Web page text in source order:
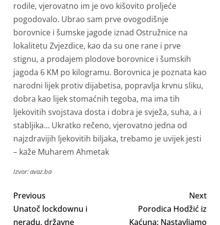
rodile, vjerovatno im je ovo kišovito proljeće
pogodovalo. Ubrao sam prve ovogodišnje
borovnice i šumske jagode iznad Ostružnice na
lokalitetu Zvjezdice, kao da su one rane i prve
stignu, a prodajem plodove borovnice i šumskih
jagoda 6 KM po kilogramu. Borovnica je poznata kao
narodni lijek protiv dijabetisa, popravlja krvnu sliku,
dobra kao lijek stomaćnih tegoba, ma ima tih
ljekovitih svojstava dosta i dobra je svježa, suha, a i
stabljika… Ukratko rečeno, vjerovatno jedna od
najzdravijih ljekovitih biljaka, trebamo je uvijek jesti
– kaže Muharem Ahmetak
Izvor: avaz.ba
Previous
Unatoč lockdownu i
neradu, državne
Next
Porodica Hodžić iz
Kaćuna: Nastavljamo